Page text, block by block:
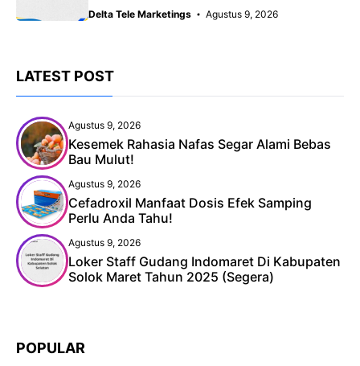
Delta Tele Marketings Agustus 9, 2026
LATEST POST
Agustus 9, 2026
Kesemek Rahasia Nafas Segar Alami Bebas
Bau Mulut!
Agustus 9, 2026
Cefadroxil Manfaat Dosis Efek Samping
Perlu Anda Tahu!
Agustus 9, 2026
Loker Staff Gudang Indomaret Di Kabupaten
Solok Maret Tahun 2025 (Segera)
POPULAR